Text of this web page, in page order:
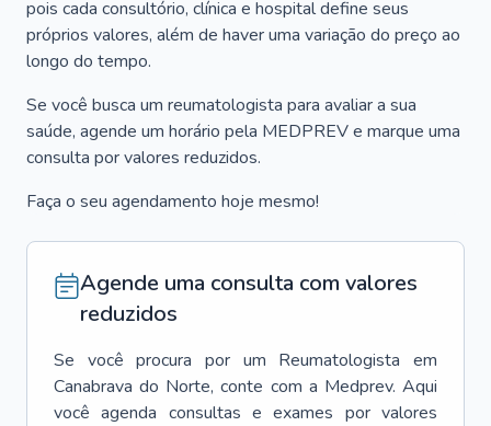
pois cada consultório, clínica e hospital define seus
próprios valores, além de haver uma variação do preço ao
longo do tempo.
Se você busca um reumatologista para avaliar a sua
saúde, agende um horário pela MEDPREV e marque uma
consulta por valores reduzidos.
Faça o seu agendamento hoje mesmo!
Agende uma consulta com valores
reduzidos
Se você procura por um Reumatologista em
Canabrava do Norte, conte com a Medprev. Aqui
você agenda consultas e exames por valores